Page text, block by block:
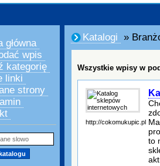
główna
wpis
kategorię
linki
strony
Katalogi »
Wszystkie wpisy w
http://cokomukupic.pl
to